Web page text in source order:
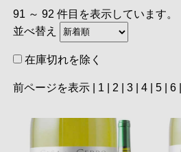
91 ～ 92 件目を表示しています。
並べ替え
在庫切れを除く
前ページを表示| 1 2 3| 4| 5| 6|